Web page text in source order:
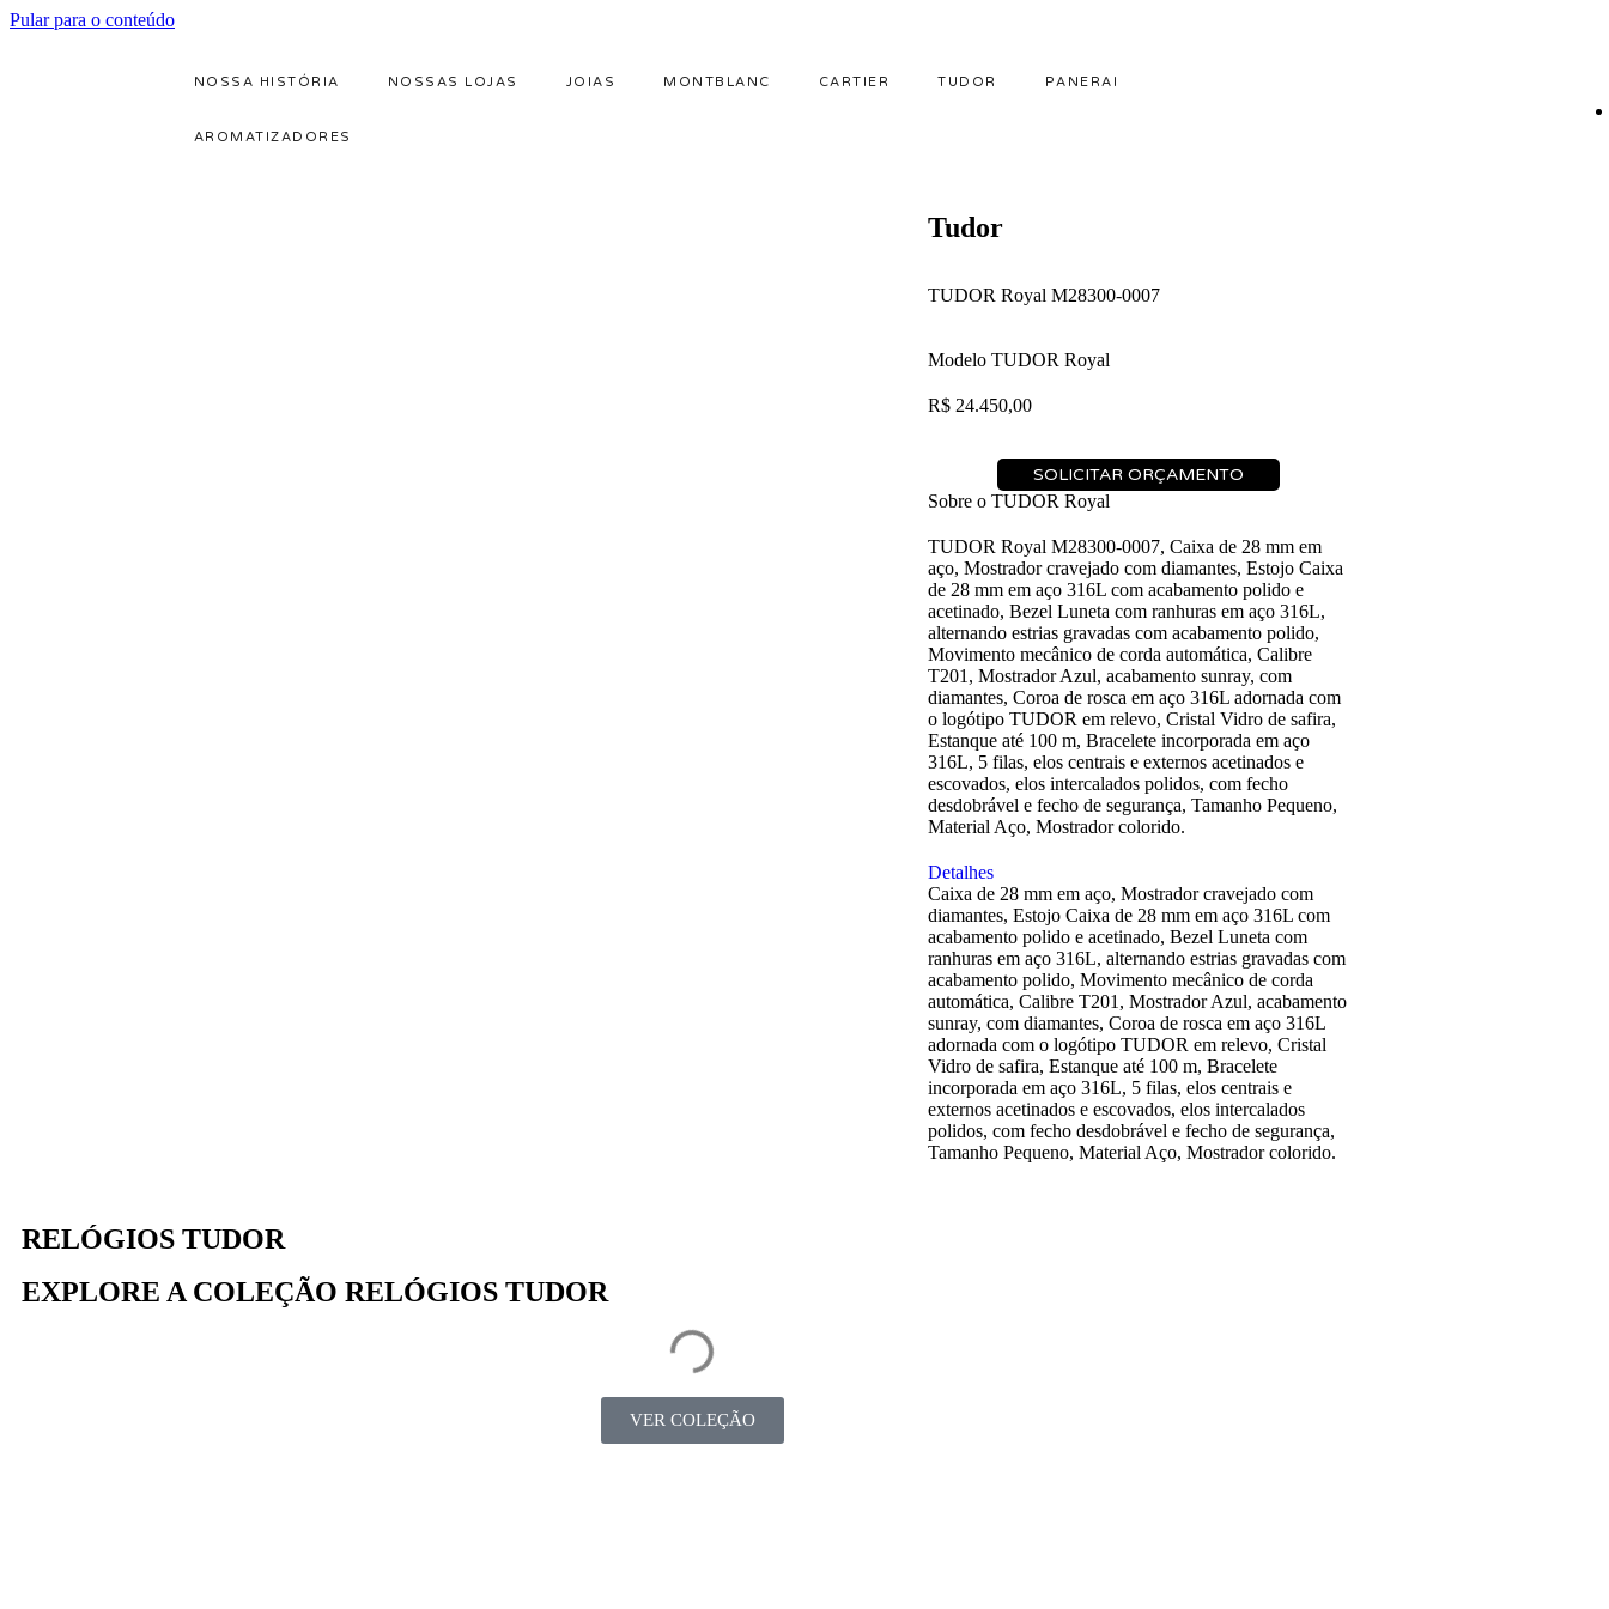
Pular para o conteúdo
NOSSA HISTÓRIA NOSSAS LOJAS JOIAS MONTBLANC CARTIER TUDOR PANERAI
AROMATIZADORES
Tudor
TUDOR Royal M28300-0007
Modelo TUDOR Royal
R$24.450,00
SOLICITAR ORÇAMENTO
Sobre o TUDOR Royal
TUDOR Royal M28300-0007, Caixa de 28 mm em
aço, Mostrador cravejado com diamantes, Estojo Caixa
de 28 mm em aço 316L com acabamento polido e
acetinado, Bezel Luneta com ranhuras em aço 316L,
alternando estrias gravadas com acabamento polido,
Movimento mecânico de corda automática, Calibre
T201, Mostrador Azul, acabamento sunray, com
diamantes, Coroa de rosca em aço 316L adornada com
o logótipo TUDOR em relevo, Cristal Vidro de safira,
Estanque até 100 m, Bracelete incorporada em aço
316L, 5 filas, elos centrais e externos acetinados e
escovados, elos intercalados polidos, com fecho
desdobrável e fecho de segurança, Tamanho Pequeno,
Material Aço, Mostrador colorido.
Detalhes
Caixa de 28 mm em aço, Mostrador cravejado com
diamantes, Estojo Caixa de 28 mm em aço 316L com
acabamento polido e acetinado, Bezel Luneta com
ranhuras em aço 316L, alternando estrias gravadas com
acabamento polido, Movimento mecânico de corda
automática, Calibre T201, Mostrador Azul, acabamento
sunray, com diamantes, Coroa de rosca em aço 316L
adornada com o logótipo TUDOR em relevo, Cristal
Vidro de safira, Estanque até 100 m, Bracelete
incorporada em aço 316L, 5 filas, elos centrais e
externos acetinados e escovados, elos intercalados
polidos, com fecho desdobrável e fecho de segurança,
Tamanho Pequeno, Material Aço, Mostrador colorido.
RELÓGIOS TUDOR
EXPLORE A COLEÇÃO RELÓGIOS TUDOR
VER COLEÇÃO